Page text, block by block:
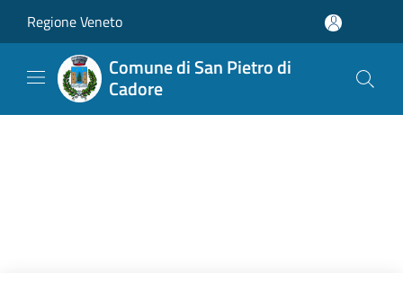
Regione Veneto
Comune di San Pietro di
Cadore